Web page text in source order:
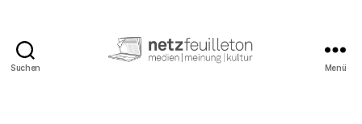
Suchen Menü